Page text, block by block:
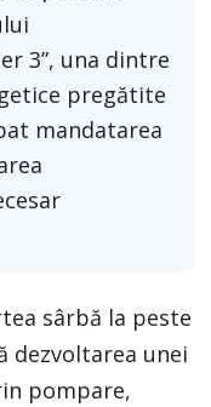
3”, una dintre
pregătite
mandatarea
sârbă la peste
dezvoltarea unei
pompare,